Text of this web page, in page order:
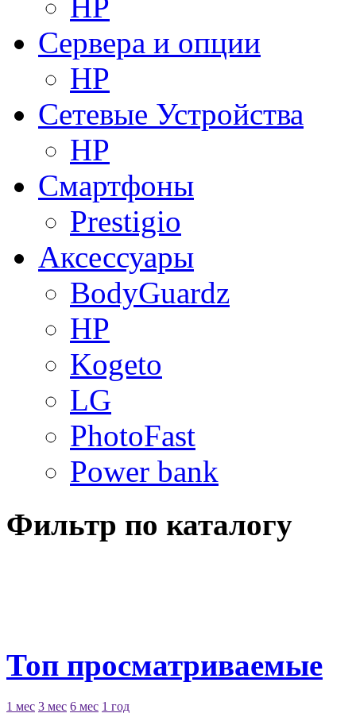
HP
Сервера и опции
HP
Сетевые Устройства
HP
Смартфоны
Prestigio
Аксессуары
BodyGuardz
HP
Kogeto
LG
PhotoFast
Power bank
Фильтр по каталогу
Топ просматриваемые
1 мес 3 мес 6 мес 1 год